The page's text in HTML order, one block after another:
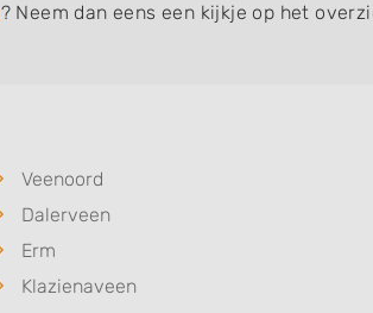
? Neem dan eens een kijkje op het
Veenoord
Dalerveen
Erm
Klazienaveen